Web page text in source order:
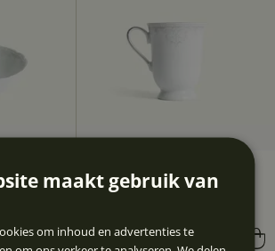
cm Moments mok 30 cl
Prijs:€ 20,90
€ 20,90
maakt gebruik van
om inhoud en advertenties te